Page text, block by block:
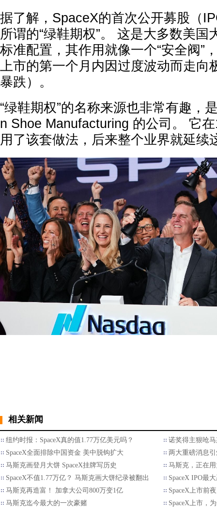
据了解，SpaceX的首次公开募股（
所谓的“绿鞋期权”。 这是大多数美国
标准配置，其作用就像一个“安全阀”
上市的第一个月内因过度波动而走向
暴跌）。
“绿鞋期权”的名称来源也非常有趣，
n Shoe Manufacturing 的公司。 它
用了该套做法，后来整个业界就延续
相关新闻
纽约时报：SpaceX真的值1.77万亿美元吗？
诺奖得主狠呛
SpaceX全面排除中国资金 美中脱钩扩大
两大重磅消息
马斯克画登月大饼 SpaceX挂牌写历史
马斯克，正在
SpaceX不值1.77万亿？ 马斯克画大饼纪录被翻出
SpaceX IPO最
马斯克再造富！ 加拿大公司800万变1亿
SpaceX上市前
马斯克迄今最大的一次豪赌
SpaceX上市，